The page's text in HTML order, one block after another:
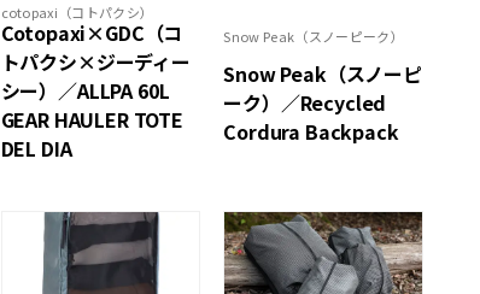
cotopaxi（コトパクシ）
Cotopaxi×GDC（コ
トパクシ×ジーディー
シー）／ALLPA 60L
GEAR HAULER TOTE
DEL DIA
Snow Peak（スノーピーク）
Snow Peak（スノーピ
ーク）／Recycled
Cordura Backpack